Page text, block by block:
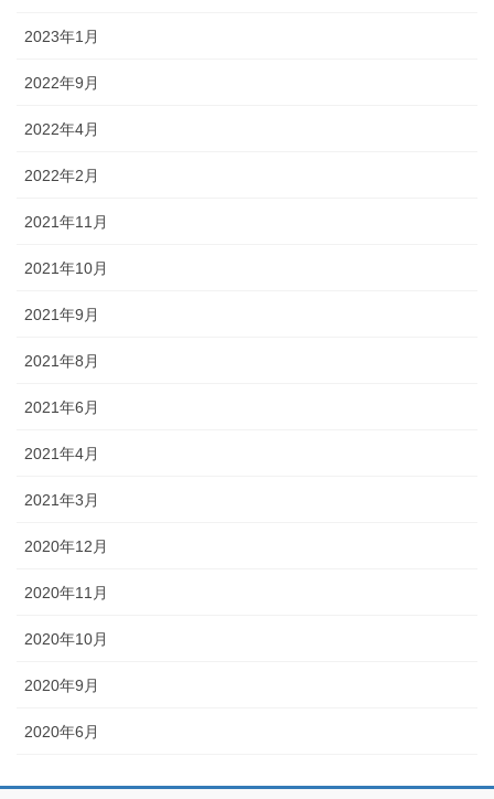
2023年1月
2022年9月
2022年4月
2022年2月
2021年11月
2021年10月
2021年9月
2021年8月
2021年6月
2021年4月
2021年3月
2020年12月
2020年11月
2020年10月
2020年9月
2020年6月